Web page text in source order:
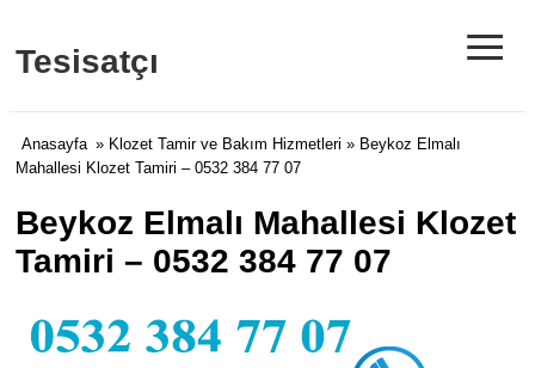
Tesisatçı ≡
Anasayfa » Klozet Tamir ve Bakım Hizmetleri » Beykoz Elmalı
Mahallesi Klozet Tamiri – 0532 384 77 07
Beykoz Elmalı Mahallesi Klozet
Tamiri – 0532 384 77 07